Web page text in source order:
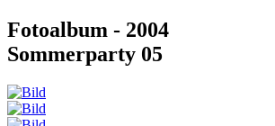
Fotoalbum - 2004
Sommerparty 05